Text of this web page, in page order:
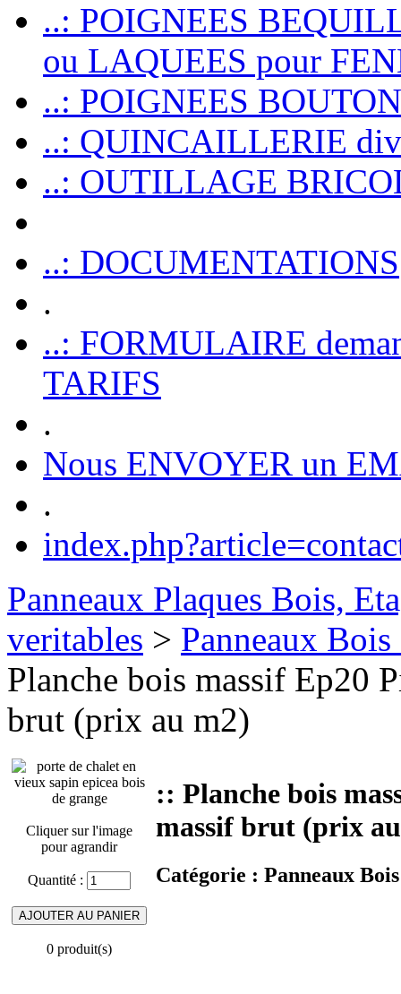
..: POIGNEES
ou LAQUEES pour
..: POIGNEES
..: QUINCAILLERIE
..: OUTILLAGE
..: DOCUMENTATIONS
.
..: FORMULAIRE
TARIFS
.
Nous ENVOYER un
.
Panneaux Plaques Bois,
veritables > Panneaux
Planche bois massif Ep20
brut (prix au m2)
Cliquer sur l'image
pour agrandir
Quantité :
0 produit(s)
:: Planche bois
massif brut (prix
Catégorie : Panneaux